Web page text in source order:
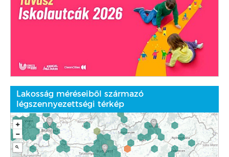
Lakosság méréseiből származó
légszennyezettségi térkép